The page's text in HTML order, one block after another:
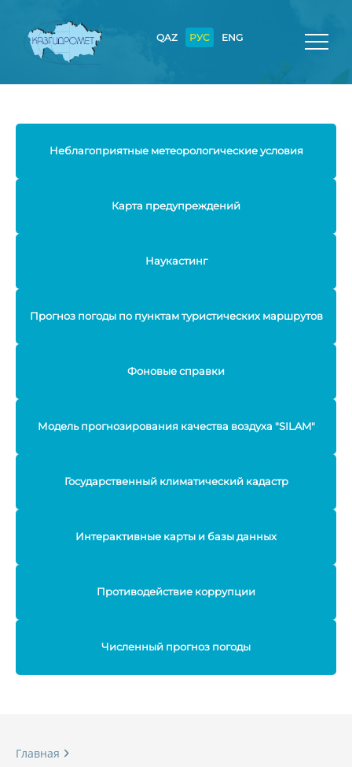
QAZ РУС ENG
Неблагоприятные метеорологические условия
Карта предупреждений
Наукастинг
Прогноз погоды по пунктам туристических маршрутов
Фоновые справки
Модель прогнозирования качества воздуха "SILAM"
Государственный климатический кадастр
Интерактивные карты и базы данных
Противодействие коррупции
Численный прогноз погоды
Главная